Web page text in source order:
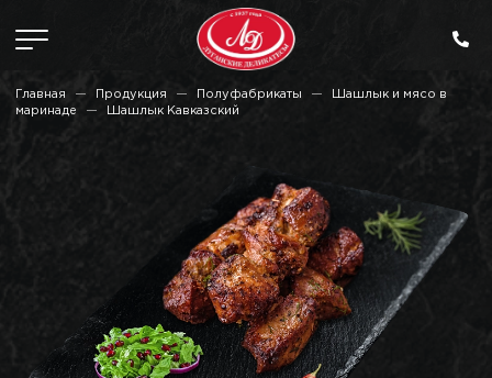
Главная Продукция Полуфабрикаты
Шашлык и мясо в
маринаде
Шашлык Кавказский